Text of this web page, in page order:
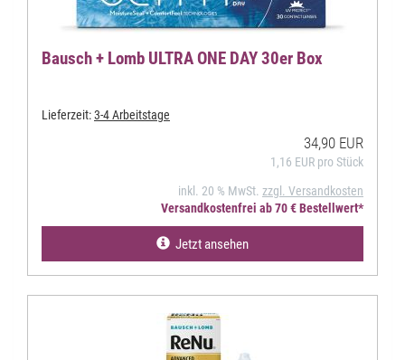
Bausch + Lomb ULTRA ONE DAY 30er Box
Lieferzeit:3-4 Arbeitstage
34,90 EUR
1,16 EUR pro Stück
inkl. 20 % MwSt. zzgl. Versandkosten
Versandkostenfrei ab 70 € Bestellwert*
Jetzt ansehen